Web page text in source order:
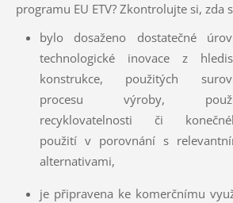
programu EU ETV? Zkontrolujte si,
bylo dosaženo dostatečné
technologické inovace z
konstrukce, použitých
procesu výroby,
recyklovatelnosti či
použití v porovnání s
alternativami,
je připravena ke komerčnímu